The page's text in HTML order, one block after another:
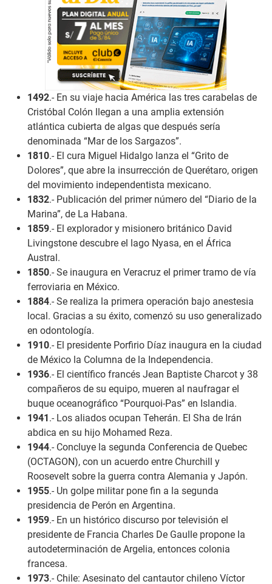
1492.- En su viaje hacia América las tres carabelas de
Cristóbal Colón llegan a una amplia extensión
atlántica cubierta de algas que después sería
denominada “Mar de los Sargazos”.
1810.- El cura Miguel Hidalgo lanza el “Grito de
Dolores”, que abre la insurrección de Querétaro, origen
del movimiento independentista mexicano.
1832.- Publicación del primer número del “Diario de la
Marina”, de La Habana.
1859.- El explorador y misionero británico David
Livingstone descubre el lago Nyasa, en el África
Austral.
1850.- Se inaugura en Veracruz el primer tramo de vía
ferroviaria en México.
1884.- Se realiza la primera operación bajo anestesia
local. Gracias a su éxito, comenzó su uso generalizado
en odontología.
1910.- El presidente Porfirio Díaz inaugura en la ciudad
de México la Columna de la Independencia.
1936.- El científico francés Jean Baptiste Charcot y 38
compañeros de su equipo, mueren al naufragar el
buque oceanográfico “Pourquoi-Pas” en Islandia.
1941.- Los aliados ocupan Teherán. El Sha de Irán
abdica en su hijo Mohamed Reza.
1944.- Concluye la segunda Conferencia de Quebec
(OCTAGON), con un acuerdo entre Churchill y
Roosevelt sobre la guerra contra Alemania y Japón.
1955.- Un golpe militar pone fin a la segunda
presidencia de Perón en Argentina.
1959.- En un histórico discurso por televisión el
presidente de Francia Charles De Gaulle propone la
autodeterminación de Argelia, entonces colonia
francesa.
1973.- Chile: Asesinato del cantautor chileno Víctor